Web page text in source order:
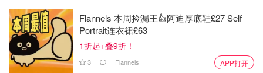
Flannels 本周捡漏王👍阿迪厚底鞋£27 Self
Portrait连衣裙£63
1折起+叠9折！
3 Flannels APP打开